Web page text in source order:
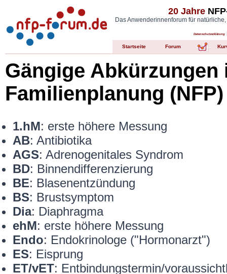
20 Jahre
Das Anwenderinnenforum für
Datenschutzerklärung
Startseite Forum
Gängige
Familienplanung (NFP)
1.hM: erste höhere Messung
AB: Antibiotika
AGS: Adrenogenitales Syndrom
BD: Binnendifferenzierung
BE: Blasenentzündung
BS: Brustsymptom
Dia: Diaphragma
ehM: erste höhere Messung
Endo: Endokrinologe ("Hormonarzt")
ES: Eisprung
ET/vET: Entbindungstermin/